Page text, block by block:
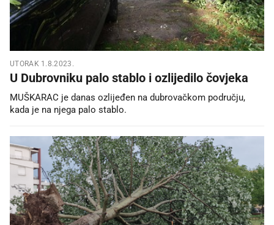
UTORAK 1.8.2023.
U Dubrovniku palo stablo i ozlijedilo čovjeka
MUŠKARAC je danas ozlijeđen na dubrovačkom području,
kada je na njega palo stablo.